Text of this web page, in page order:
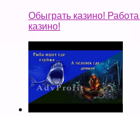
Обыграть казино!
казино!